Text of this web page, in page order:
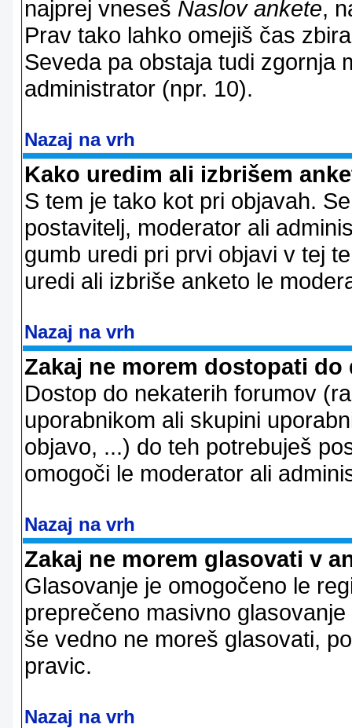
najprej vneseš Naslov ankete,
Prav tako lahko omejiš čas
Seveda pa obstaja tudi zgornja
administrator (npr. 10).
Nazaj na vrh
Kako uredim ali izbrišem
S tem je tako kot pri objavah.
postavitelj, moderator ali
gumb uredi pri prvi objavi v tej
uredi ali izbriše anketo le
Nazaj na vrh
Zakaj ne morem dostopati
Dostop do nekaterih forumov
uporabnikom ali skupini
objavo, ...) do teh potrebuješ
omogoči le moderator ali
Nazaj na vrh
Zakaj ne morem glasovati v
Glasovanje je omogočeno le
preprečeno masivno
še vedno ne moreš glasovati,
pravic.
Nazaj na vrh